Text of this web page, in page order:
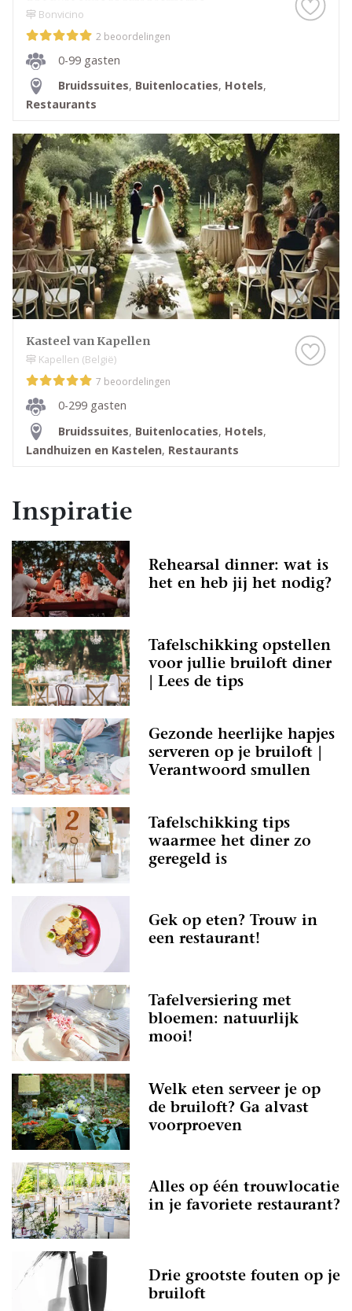
Bonvicino
2 beoordelingen
0-99 gasten
Bruidssuites, Buitenlocaties, Hotels,
Restaurants
Kasteel van Kapellen
Kapellen (België)
7 beoordelingen
0-299 gasten
Bruidssuites, Buitenlocaties, Hotels,
Landhuizen en Kastelen, Restaurants
Inspiratie
Rehearsal dinner: wat is
het en heb jij het nodig?
Tafelschikking opstellen
voor jullie bruiloft diner
| Lees de tips
Gezonde heerlijke hapjes
serveren op je bruiloft |
Verantwoord smullen
Tafelschikking tips
waarmee het diner zo
geregeld is
Gek op eten? Trouw in
een restaurant!
Tafelversiering met
bloemen: natuurlijk
mooi!
Welk eten serveer je op
de bruiloft? Ga alvast
voorproeven
Alles op één trouwlocatie
in je favoriete restaurant?
Drie grootste fouten op je
bruiloft